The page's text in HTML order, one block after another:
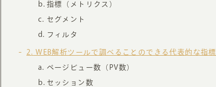
指標（メトリクス）
セグメント
フィルタ
2 WEB解析ツールで調べることのできる代表的な指標
ページビュー数（PV数）
セッション数